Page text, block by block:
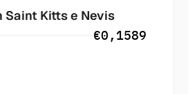
Saint Kitts e Nevis
€0,1589